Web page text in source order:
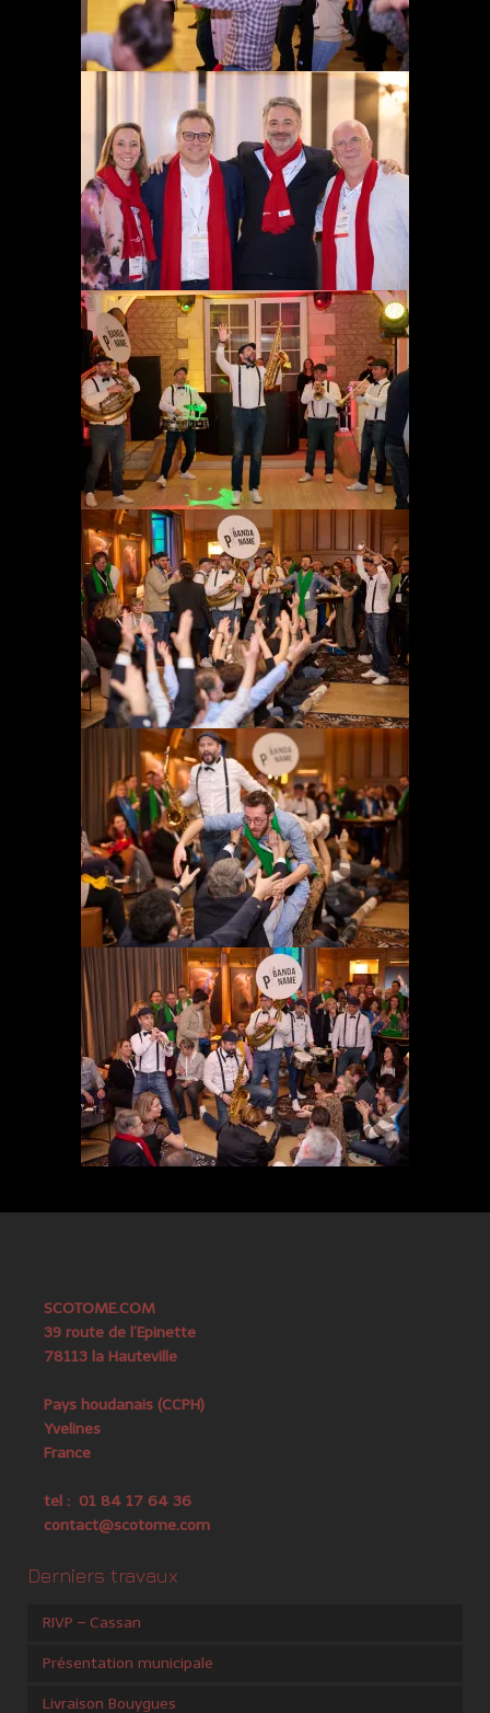
SCOTOME.COM
39 route de l’Epinette
78113 la Hauteville
Pays houdanais (CCPH)
Yvelines
France
tel : 01 84 17 64 36
contact@scotome.com
Derniers travaux
RIVP – Cassan
Présentation municipale
Livraison Bouygues